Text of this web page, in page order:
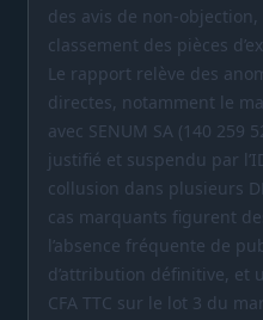
des avis de non-
classement des pièces
Le rapport relève des
directes, notamment le
avec SENUM SA (140 259
justifié et suspendu par
collusion dans plusieurs
cas marquants figurent
l’absence fréquente de
d’attribution définitive, et
CFA TTC sur le lot 3 du